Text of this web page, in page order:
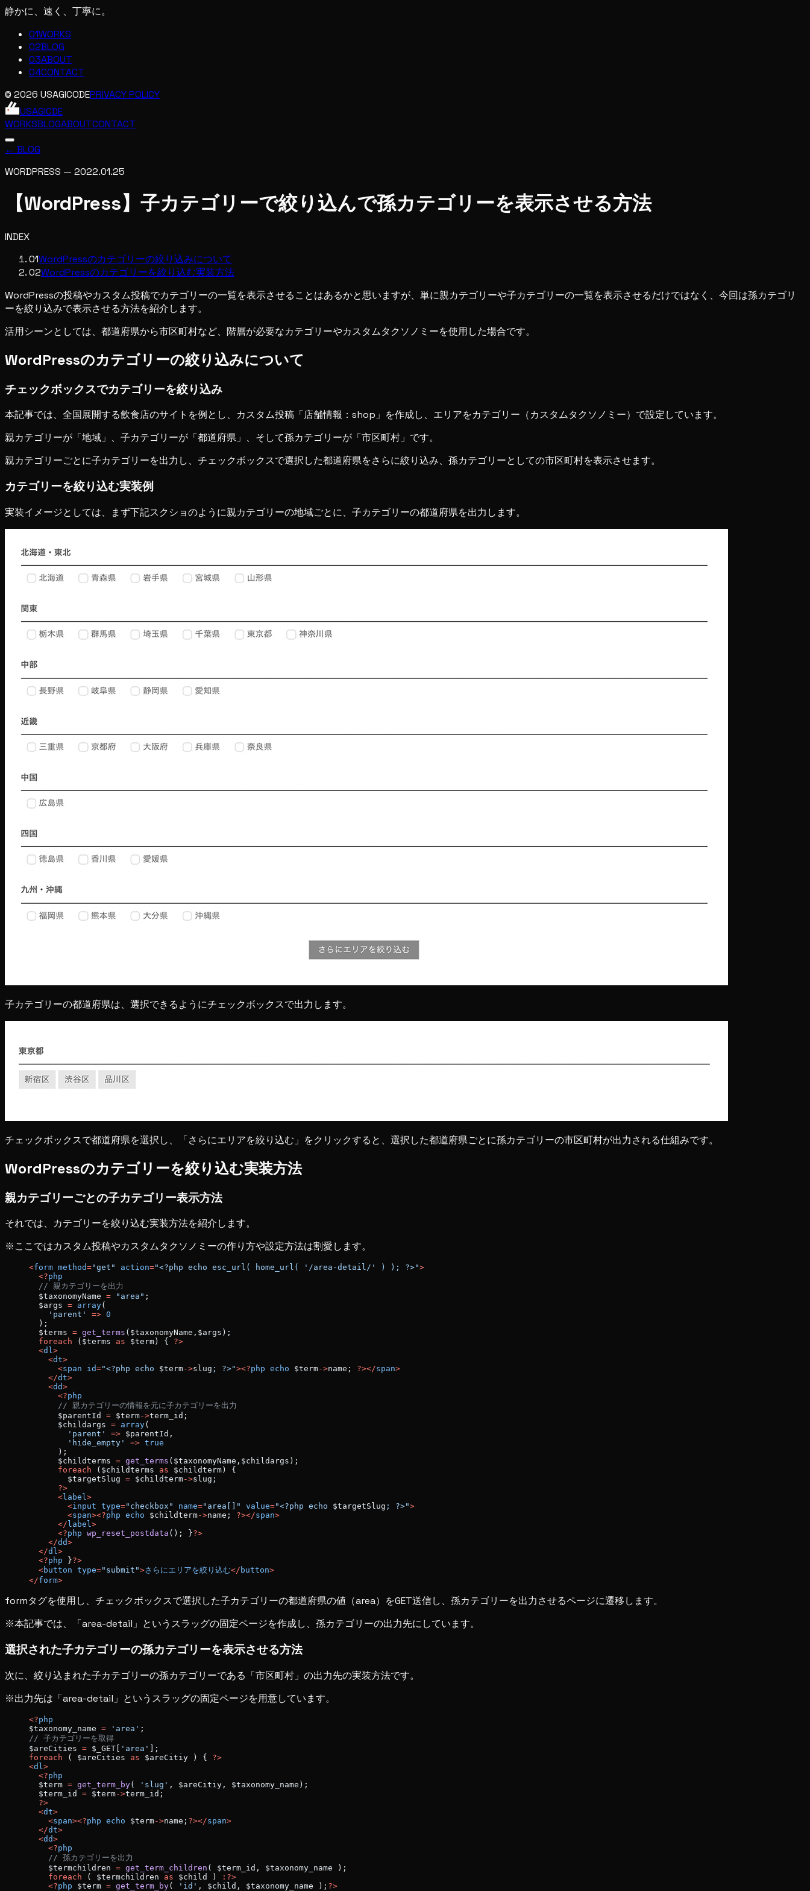
静かに、速く、丁寧に。
01WORKS
02BLOG
03ABOUT
04CONTACT
© 2026 USAGICODEPRIVACY POLICY
USAGICDE
WORKSBLOGABOUTCONTACT
← BLOG
WORDPRESS — 2022.01.25
【WordPress】子カテゴリーで絞り込んで孫カテゴリーを表示させる方法
INDEX
01WordPressのカテゴリーの絞り込みについて
02WordPressのカテゴリーを絞り込む実装方法
WordPressの投稿やカスタム投稿でカテゴリーの一覧を表示させることはあるかと思いますが、単に親カテゴリーや子カテゴリーの一覧を表示させるだけではなく、今回は孫カテゴリ
ーを絞り込みで表示させる方法を紹介します。
活用シーンとしては、都道府県から市区町村など、階層が必要なカテゴリーやカスタムタクソノミーを使用した場合です。
WordPressのカテゴリーの絞り込みについて
チェックボックスでカテゴリーを絞り込み
本記事では、全国展開する飲食店のサイトを例とし、カスタム投稿「店舗情報：shop」を作成し、エリアをカテゴリー（カスタムタクソノミー）で設定しています。
親カテゴリーが「地域」、子カテゴリーが「都道府県」、そして孫カテゴリーが「市区町村」です。
親カテゴリーごとに子カテゴリーを出力し、チェックボックスで選択した都道府県をさらに絞り込み、孫カテゴリーとしての市区町村を表示させます。
カテゴリーを絞り込む実装例
実装イメージとしては、まず下記スクショのように親カテゴリーの地域ごとに、子カテゴリーの都道府県を出力します。
子カテゴリーの都道府県は、選択できるようにチェックボックスで出力します。
チェックボックスで都道府県を選択し、「さらにエリアを絞り込む」をクリックすると、選択した都道府県ごとに孫カテゴリーの市区町村が出力される仕組みです。
WordPressのカテゴリーを絞り込む実装方法
親カテゴリーごとの子カテゴリー表示方法
それでは、カテゴリーを絞り込む実装方法を紹介します。
※ここではカスタム投稿やカスタムタクソノミーの作り方や設定方法は割愛します。
<form method="get" action="<?php echo esc_url( home_url( '/area-detail/' ) ); ?>">
  <?
php
  // 親カテゴリーを出力
  $taxonomyName
= "area" ;
  $args
= array(
    'parent'
=> 0
  );
  $terms
= get_terms ($taxonomyName,$args);
  foreach
($terms as $term) { ?>
  <
dl>
    <
dt>
      <
span id="<?php echo $term->slug ; ?>"><?php echo $term->name; ?></span>
    </
dt>
    <
dd>
      <?
php
      // 親カテゴリーの情報を元に子カテゴリーを出力
      $parentId
= $term->term_id;
      $childargs
= array(
        'parent'
=> $parentId,
        'hide_empty'
=> true
      );
      $childterms
= get_terms ($taxonomyName,$childargs);
      foreach
($childterms as $childterm) {
        $targetSlug
= $childterm->slug;
      ?>
      <
label>
        <
input type="checkbox" name="area[]" value="<?php echo $targetSlug ; ?>">
        <
span><?php echo $childterm->name; ?></span>
      </
label>
      <?
php wp_reset_postdata (); }?>
    </
dd>
  </
dl>
  <?
php }?>
  <
button type="submit">さらにエリアを絞り込む</ button>
</form>
formタグを使用し、チェックボックスで選択した子カテゴリーの都道府県の値（area）をGET送信し、孫カテゴリーを出力させるページに遷移します。
※本記事では、「area-detail」というスラッグの固定ページを作成し、孫カテゴリーの出力先にしています。
選択された子カテゴリーの孫カテゴリーを表示させる方法
次に、絞り込まれた子カテゴリーの孫カテゴリーである「市区町村」の出力先の実装方法です。
※出力先は「area-detail」というスラッグの固定ページを用意しています。
<?php
$taxonomy_name = 'area' ;
// 子カテゴリーを取得
$areCities = $_GET[ 'area'
];
foreach ( $areCities as $areCitiy ) { ?>
<dl >
  <?
php
  $term
= get_term_by( 'slug' , $areCitiy, $taxonomy_name);
  $term_id
= $term->term_id;
  ?>
  <
dt>
    <
span><?php echo $term->name; ?></span>
  </
dt>
  <
dd>
    <?
php
    // 孫カテゴリーを出力
    $termchildren
= get_term_children ( $term_id, $taxonomy_name );
    foreach
( $termchildren as $child )
:?>
    <?
php $term = get_term_by( 'id' , $child, $taxonomy_name ); ?>